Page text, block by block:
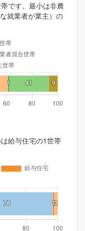
です。最小は非農
就業者が業主）の
給与住宅の1世帯